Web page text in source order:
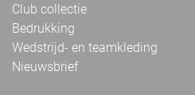
Club collectie
Bedrukking
Wedstrijd- en teamkleding
Nieuwsbrief